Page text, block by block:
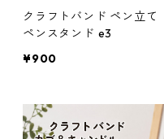
クラフトバンド ペン立て
ペンスタンド e3
¥900